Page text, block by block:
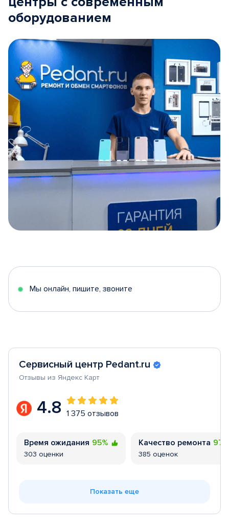
оборудованием
5
Мы онлайн, пишите, звоните
Сервисный центр Pedant.ru
Отзывы из Яндекс Карт
4.8 1 375 отзывов
Время ожидания 95%
303 оценки
Качество ремонта
385 оценок
Показать еще